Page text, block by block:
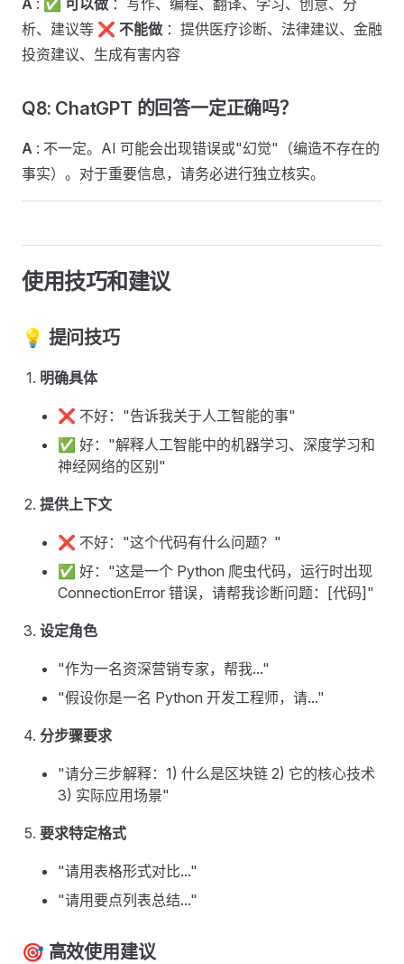
A : ✅ 可以做 ：写作、编程、翻译、学习、创意、分
析、建议等 ❌ 不能做 ：提供医疗诊断、法律建议、金融
投资建议、生成有害内容
Q8: ChatGPT 的回答一定正确吗？ ​
A : 不一定。AI 可能会出现错误或"幻觉"（编造不存在的
事实）。对于重要信息，请务必进行独立核实。
使用技巧和建议 ​
💡 提问技巧 ​
明确具体
❌ 不好："告诉我关于人工智能的事"
✅ 好："解释人工智能中的机器学习、深度学习和
神经网络的区别"
提供上下文
❌ 不好："这个代码有什么问题？"
✅ 好："这是一个 Python 爬虫代码，运行时出现
ConnectionError 错误，请帮我诊断问题：[代码]"
设定角色
"作为一名资深营销专家，帮我..."
"假设你是一名 Python 开发工程师，请..."
分步骤要求
"请分三步解释：1) 什么是区块链 2) 它的核心技术
3) 实际应用场景"
要求特定格式
"请用表格形式对比..."
"请用要点列表总结..."
🎯 高效使用建议 ​